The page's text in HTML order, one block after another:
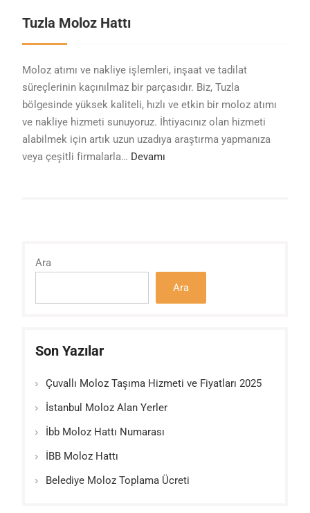
Tuzla Moloz Hattı
Moloz atımı ve nakliye işlemleri, inşaat ve tadilat
süreçlerinin kaçınılmaz bir parçasıdır. Biz, Tuzla
bölgesinde yüksek kaliteli, hızlı ve etkin bir moloz atımı
ve nakliye hizmeti sunuyoruz. İhtiyacınız olan hizmeti
alabilmek için artık uzun uzadıya araştırma yapmanıza
veya çeşitli firmalarla… Devamı
Ara
Ara
Son Yazılar
Çuvallı Moloz Taşıma Hizmeti ve Fiyatları 2025
İstanbul Moloz Alan Yerler
İbb Moloz Hattı Numarası
İBB Moloz Hattı
Belediye Moloz Toplama Ücreti